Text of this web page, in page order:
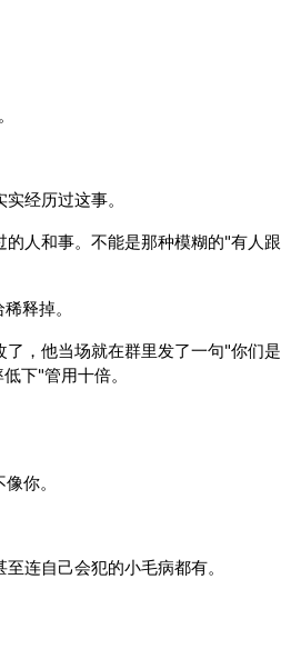
经历过这事。
人和事。不能是那种模糊的"有人跟
释掉。
，他当场就在群里发了一句"你们是
下"管用十倍。
你。
连自己会犯的小毛病都有。